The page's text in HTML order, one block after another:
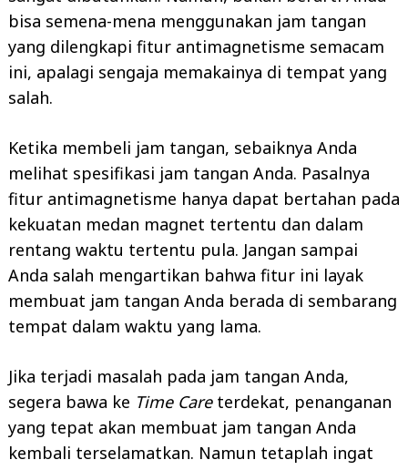
bisa semena-mena menggunakan jam tangan
yang dilengkapi fitur antimagnetisme semacam
ini, apalagi sengaja memakainya di tempat yang
salah.
Ketika membeli jam tangan, sebaiknya Anda
melihat spesifikasi jam tangan Anda. Pasalnya
fitur antimagnetisme hanya dapat bertahan pada
kekuatan medan magnet tertentu dan dalam
rentang waktu tertentu pula. Jangan sampai
Anda salah mengartikan bahwa fitur ini layak
membuat jam tangan Anda berada di sembarang
tempat dalam waktu yang lama.
Jika terjadi masalah pada jam tangan Anda,
segera bawa ke Time Careterdekat, penanganan
yang tepat akan membuat jam tangan Anda
kembali terselamatkan. Namun tetaplah ingat